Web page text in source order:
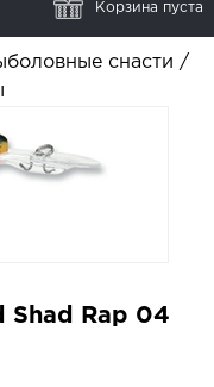
Корзина пуста
снасти /
Shad Rap 04